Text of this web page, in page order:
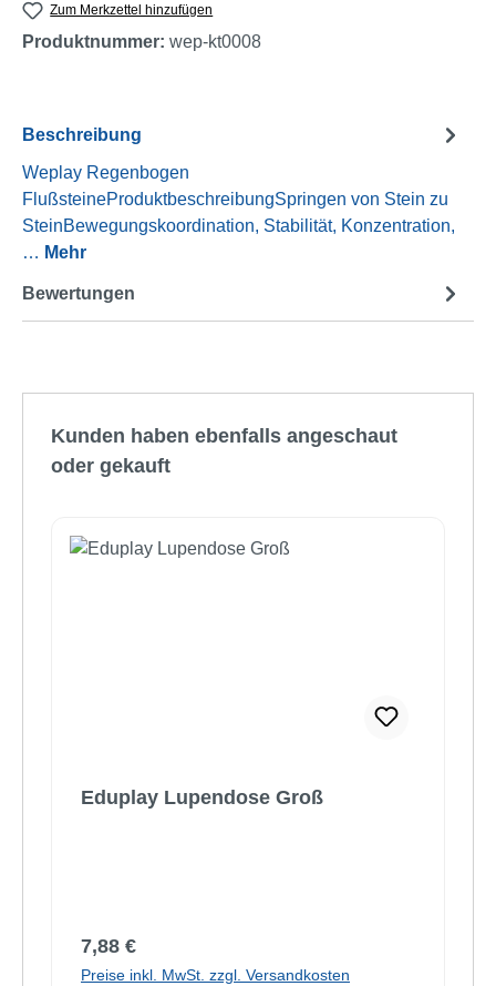
Zum Merkzettel hinzufügen
Produktnummer: wep-kt0008
Beschreibung
Weplay Regenbogen
FlußsteineProduktbeschreibungSpringen von Stein zu
SteinBewegungskoordination, Stabilität, Konzentration,
… Mehr
Bewertungen
Kunden haben ebenfalls angeschaut
oder gekauft
Eduplay Lupendose Groß
Regulärer Preis:
7,88 €
Preise inkl. MwSt. zzgl. Versandkosten